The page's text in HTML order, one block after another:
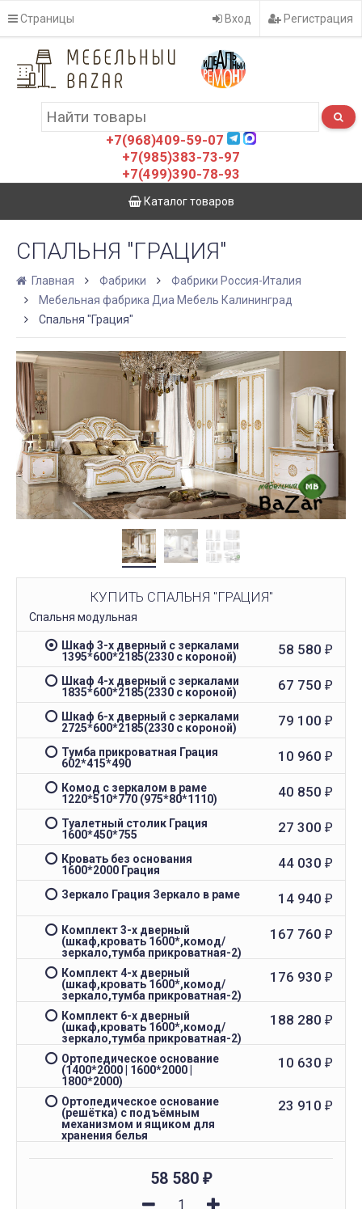
Страницы Вход Регистрация
+7(968)409-59-07
+7(985)383-73-97
+7(499)390-78-93
Каталог товаров
СПАЛЬНЯ "ГРАЦИЯ"
Главная Фабрики
Фабрики Россия-Италия
Мебельная фабрика Диа Мебель Калининград
Спальня "Грация"
КУПИТЬ СПАЛЬНЯ "ГРАЦИЯ"
Спальня модульная
Шкаф 3-х дверный с зеркалами
1395*600*2185(2330 с короной)
58 580 ₽
Шкаф 4-х дверный с зеркалами
1835*600*2185(2330 с короной)
67 750 ₽
Шкаф 6-х дверный с зеркалами
2725*600*2185(2330 с короной)
79 100 ₽
Тумба прикроватная Грация
602*415*490
10 960 ₽
Комод с зеркалом в раме
1220*510*770 (975*80*1110)
40 850 ₽
Туалетный столик Грация
1600*450*755
27 300 ₽
Кровать без основания
1600*2000 Грация
44 030 ₽
Зеркало Грация Зеркало в раме 14 940 ₽
Комплект 3-х дверный
(шкаф,кровать 1600*,комод/
зеркало,тумба прикроватная-2)
167 760 ₽
Комплект 4-х дверный
(шкаф,кровать 1600*,комод/
зеркало,тумба прикроватная-2)
176 930 ₽
Комплект 6-х дверный
(шкаф,кровать 1600*,комод/
зеркало,тумба прикроватная-2)
188 280 ₽
Ортопедическое основание
(1400*2000 | 1600*2000 |
1800*2000)
10 630 ₽
Ортопедическое основание
(решётка) с подъёмным
механизмом и ящиком для
хранения белья
23 910 ₽
58 580 ₽